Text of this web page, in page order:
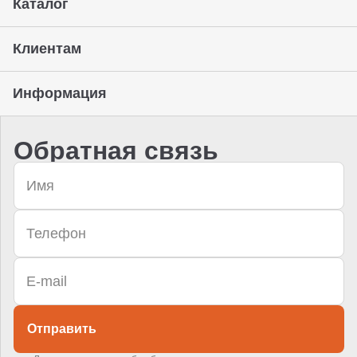
Каталог
Клиентам
Информация
Обратная связь
Отправить